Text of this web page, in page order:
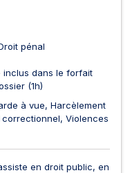
pénal
inclus dans le forfait
(1h)
à vue Harcèlement
correctionnel Violences
en droit public, en